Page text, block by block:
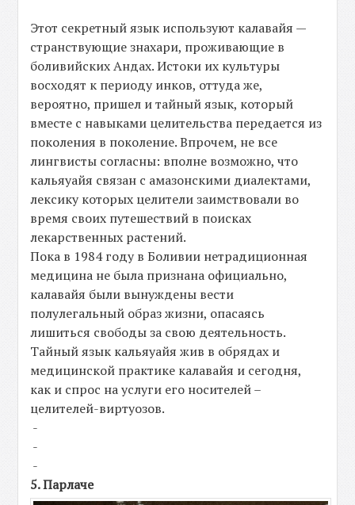
Этот секретный язык используют калавайя —
странствующие знахари, проживающие в
боливийских Андах. Истоки их культуры
восходят к периоду инков, оттуда же,
вероятно, пришел и тайный язык, который
вместе с навыками целительства передается из
поколения в поколение. Впрочем, не все
лингвисты согласны: вполне возможно, что
кальяуайя связан с амазонскими диалектами,
лексику которых целители заимствовали во
время своих путешествий в поисках
лекарственных растений.
Пока в 1984 году в Боливии нетрадиционная
медицина не была признана официально,
калавайя были вынуждены вести
полулегальный образ жизни, опасаясь
лишиться свободы за свою деятельность.
Тайный язык кальяуайя жив в обрядах и
медицинской практике калавайя и сегодня,
как и спрос на услуги его носителей –
целителей-виртуозов.
-
-
-
5. Парлаче